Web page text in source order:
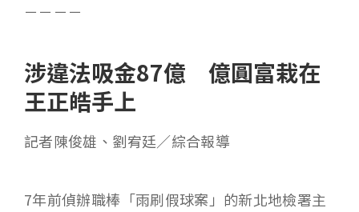
－－－－
涉違法吸金87億 億圓富栽在
王正皓手上
記者陳俊雄、劉宥廷／綜合報導
7年前偵辦職棒「雨刷假球案」的新北地檢署主